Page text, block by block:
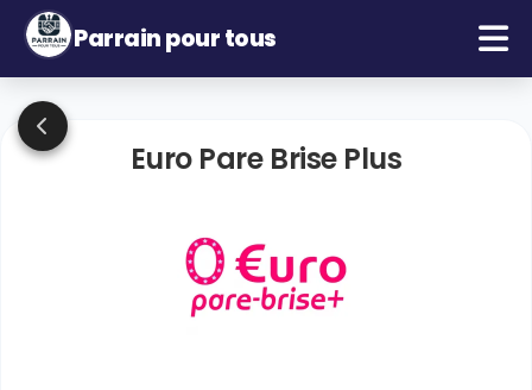
Parrain pour tous
Euro Pare Brise Plus